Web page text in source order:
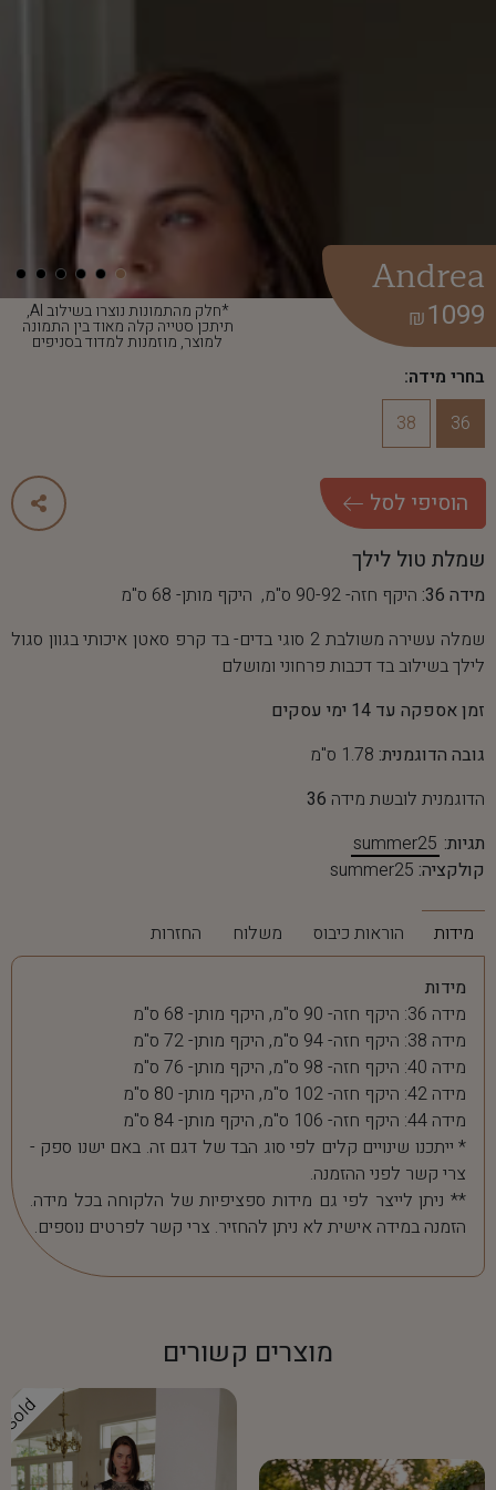
*חלק מהתמונות נוצרו בשילוב AI,
תיתכן סטייה קלה מאוד בין התמונה
למוצר, מוזמנות למדוד בסניפים
Andrea
1099
₪
בחרי מידה:
36
38
הוסיפי לסל
שמלת טול לילך
מידה 36:
היקף חזה- 90-92 ס"מ, היקף מותן- 68 ס"מ
שמלה עשירה משולבת 2 סוגי בדים- בד קרפ סאטן איכותי בגוון סגול
לילך בשילוב בד דכבות פרחוני ומושלם
זמן אספקה עד 14 ימי עסקים
גובה הדוגמנית: 1.78 ס"מ
הדוגמנית לובשת מידה 36
תגיות: summer25
קולקציה: summer25
מידות הוראות כיבוס משלוח החזרות
מידות
מידה 36: היקף חזה- 90 ס"מ, היקף מותן- 68 ס"מ
מידה 38: היקף חזה- 94 ס"מ, היקף מותן- 72 ס"מ
מידה 40: היקף חזה- 98 ס"מ, היקף מותן- 76 ס"מ
מידה 42: היקף חזה- 102 ס"מ, היקף מותן- 80 ס"מ
מידה 44: היקף חזה- 106 ס"מ, היקף מותן- 84 ס"מ
* ייתכנו שינויים קלים לפי סוג הבד של דגם זה. באם ישנו ספק -
צרי קשר לפני ההזמנה.
** ניתן לייצר לפי גם מידות ספציפיות של הלקוחה בכל מידה.
הזמנה במידה אישית לא ניתן להחזיר. צרי קשר לפרטים נוספים.
מוצרים קשורים
Sold